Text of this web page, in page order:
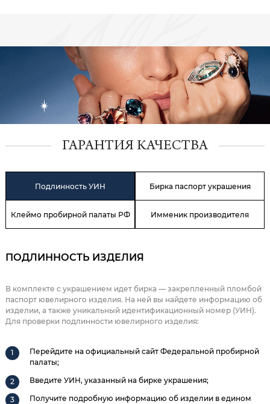
ГАРАНТИЯ КАЧЕСТВА
Подлинность УИН Бирка паспорт украшения
Клеймо пробирной палаты РФ Имменик производителя
ПОДЛИННОСТЬ ИЗДЕЛИЯ
В комплекте с украшением идет бирка — закрепленный пломбой
паспорт ювелирного изделия. На ней вы найдете информацию об
изделии, а также уникальный идентификационный номер (УИН).
Для проверки подлинности ювелирного изделия:
Перейдите на официальный сайт Федеральной пробирной
палаты;
Введите УИН, указанный на бирке украшения;
Получите подробную информацию об изделии в едином